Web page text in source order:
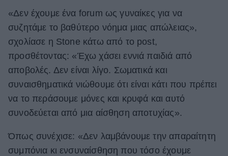
«Δεν έχουμε ένα forum ως γυναίκες για να
συζητάμε το βαθύτερο νόημα μιας απώλειας»,
σχολίασε η Stone κάτω από το post,
προσθέτοντας: «Έχω χάσει εννιά παιδιά από
αποβολές. Δεν είναι λίγο. Σωματικά και
συναισθηματικά νιώθουμε ότι είναι κάτι που πρέπει
να το περάσουμε μόνες και κρυφά και αυτό
συνοδεύεται από μια αίσθηση αποτυχίας».
Όπως συνέχισε: «Δεν λαμβάνουμε την απαραίτητη
συμπόνια κι ενσυναίσθηση που τόσο έχουμε